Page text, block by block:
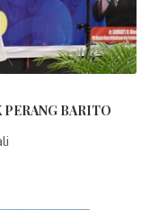
PERANG BARITO